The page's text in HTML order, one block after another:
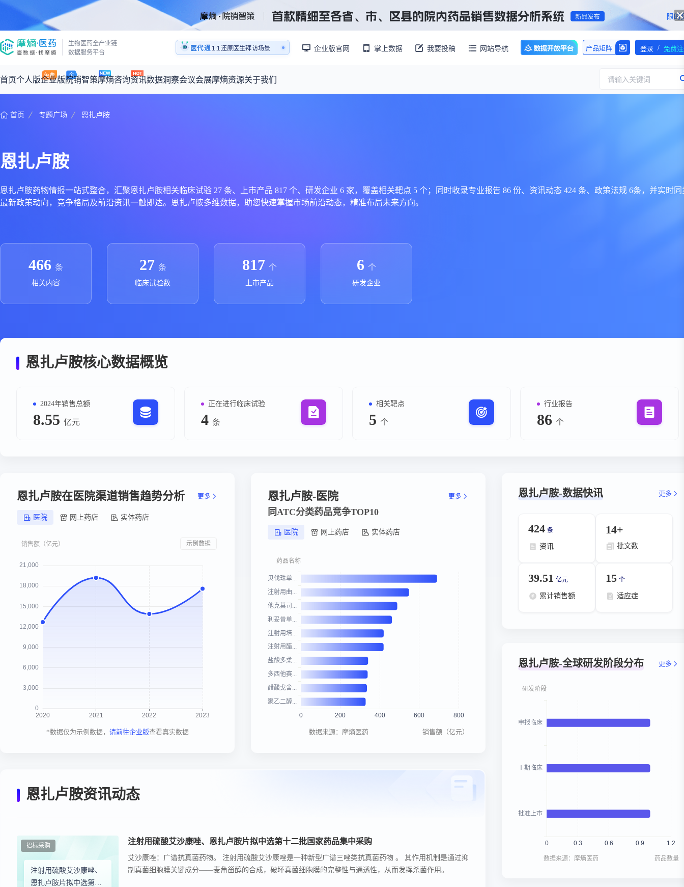
生物医药全产业链
数据服务平台
医代通 医药销售AI模拟陪练系统
1:1还原医生拜访场景
企业版官网 掌上数据 我要投稿 网站导航 产品矩阵 登录 / 免费
首页个人版企业版院销智策摩熵咨询
咨询服务
产品立项评估及管线规划
产业/行业调研
投资决策与交易估值
“十五五”战略规划 最新 从实验室到10亿爆款：创新药商业化的选择、组织与执行
资讯
摩熵原创
深度分析
政策法规
投融资
注册审批
时讯
科普
研发注册政策
交易并购
人事变动
专家观点
数据洞察
数据中心
基于市场数据，为您提供全面的市场趋势分析与决策支持
政策法规
上市医药企业年报
药品生产企业
临床进展
会议会展摩熵资源
回放
关于我们 请输入关键词
首页 专题广场 恩扎卢胺
恩扎卢胺
恩扎卢胺药物情报一站式整合，汇聚恩扎卢胺相关临床试验 27 条、上市产品 817 个、研发企业 6 家，覆盖相关靶点 5 个；同时收录专业报告 86 份、资讯动态 424 条、政策法规 6条，并实时同
最新政策动向，竞争格局及前沿资讯一触即达。恩扎卢胺多维数据，助您快速掌握市场前沿动态，精准布局未来方向。
466 条
相关内容
27 条
临床试验数
817 个
上市产品
6 个
研发企业
恩扎卢胺核心数据概览
2024年销售总额
8.55 亿元
正在进行临床试验
4 条
相关靶点
5 个
行业报告
86 个
恩扎卢胺在医院渠道销售趋势分析 更多
医院 网上药店 实体药店
示例数据
*数据仅为示例数据， 请前往企业版查看真实数据
恩扎卢胺-医院 更多
同ATC分类药品竞争TOP10
医院 网上药店 实体药店
数据来源：摩熵医药 销售额（亿元）
恩扎卢胺资讯动态
注射用硫酸艾沙康唑、
恩扎卢胺片拟中选第十
招标采购 注射用硫酸艾沙康唑、恩扎卢胺片拟中选第十二批国家药品集中采购
艾沙康唑：广谱抗真菌药物。 注射用硫酸艾沙康唑是一种新型广谱三唑类抗真菌药物 。 其作用机制是通过抑
制真菌细胞膜关键成分——麦角甾醇的合成，破坏真菌细胞膜的完整性与通透性，从而发挥杀菌作用。
恩扎卢胺-数据快讯 更多
424 条
资讯
14+
批文数
39.51 亿元
累计销售额
15 个
适应症
恩扎卢胺-全球研发阶段分布 更多
数据来源：摩熵医药 药品数量